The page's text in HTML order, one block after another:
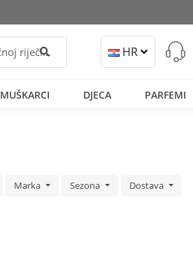
Pretraži HR
MUŠKARCI DJECA PARFEMI
Marka Sezona Dostava